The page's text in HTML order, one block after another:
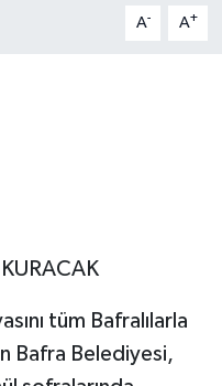
A- A+
KURACAK
tüm Bafralılarla
Bafra Belediyesi,